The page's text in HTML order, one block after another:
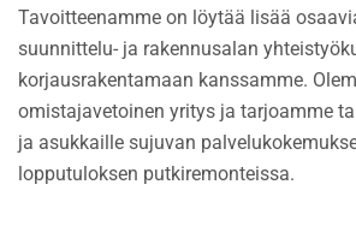
Tavoitteenamme on löytää lisää
suunnittelu- ja rakennusalan
korjausrakentamaan kanssamme.
omistajavetoinen yritys ja tarjoamme
ja asukkaille sujuvan
lopputuloksen putkiremonteissa.